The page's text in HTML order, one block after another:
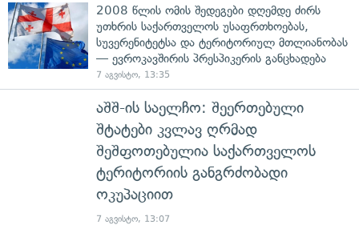
2008 წლის ომის შედეგები დღემდე ძირს
უთხრის საქართველოს უსაფრთხოებას,
სუვერენიტეტსა და ტერიტორიულ მთლიანობას
— ევროკავშირის პრესპიკერის განცხადება
7 აგვისტო, 13:35
აშშ-ის საელჩო: შეერთებული
შტატები კვლავ ღრმად
შეშფოთებულია საქართველოს
ტერიტორიის განგრძობადი
ოკუპაციით
7 აგვისტო, 13:07